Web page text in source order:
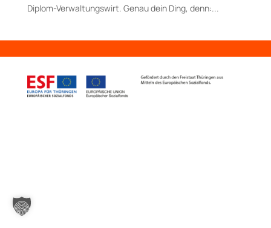
Diplom-Verwaltungswirt. Genau dein Ding, denn:...